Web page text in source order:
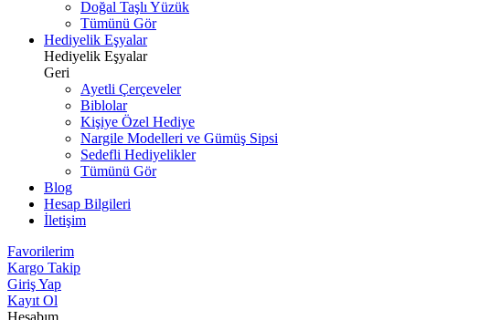
Doğal Taşlı Yüzük
Tümünü Gör
Hediyelik Eşyalar
Hediyelik Eşyalar
Geri
Ayetli Çerçeveler
Biblolar
Kişiye Özel Hediye
Nargile Modelleri ve Gümüş Sipsi
Sedefli Hediyelikler
Tümünü Gör
Blog
Hesap Bilgileri
İletişim
Favorilerim
Kargo Takip
Giriş Yap
Kayıt Ol
Hesabım